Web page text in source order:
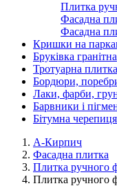
Плитка
Фасадна
Фасадна
Кришки на
Бруківка гранітна
Тротуарна плитка
Бордюри,
Лаки, фарби,
Барвники і
Бітумна
А-Кирпич
Фасадна плитка
Плитка ручного
Плитка ручного